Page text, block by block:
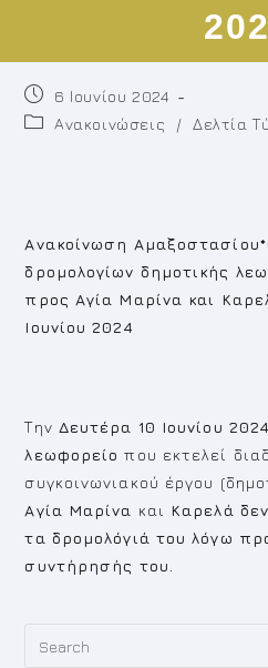
Post
published:
6 Ιουνίου 2024
PostΑνακοινώσεις / Δελτία
Ανακοίνωση
δρομολογίων δημοτικής
προς Αγία Μαρίνα και
Ιουνίου 2024
Την Δευτέρα 10 Ιουνίου 2024
λεωφορείο που εκτελεί
συγκοινωνιακού έργου
Αγία Μαρίνα και Καρελά
τα δρομολόγιά του λόγω
συντήρησής του.